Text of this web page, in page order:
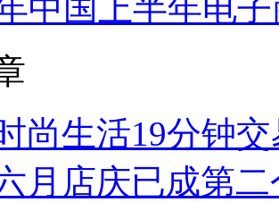
中国上半年电
尚生活19分钟
月店庆已成第